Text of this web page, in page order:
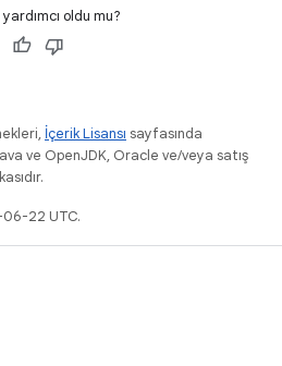
oldu mu?
İçerik Lisansı sayfasında
ve OpenJDK, Oracle ve/veya satış
22 UTC.